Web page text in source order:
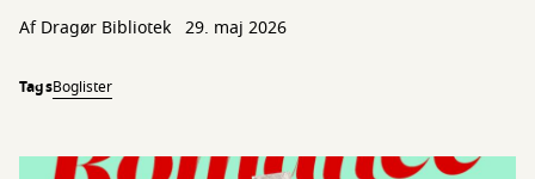
Af Dragør Bibliotek 29. maj 2026
TagsBoglister